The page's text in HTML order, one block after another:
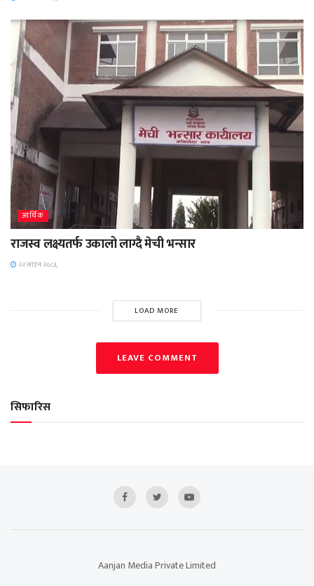
आर्थिक
राजस्व लक्ष्यतर्फ उकालो लाग्दै मेची भन्सार
२२ साउन २०८३,
LOAD MORE
LEAVE COMMENT
सिफारिस
Aanjan Media Private Limited